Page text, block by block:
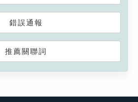
錯誤通報
推薦關聯詞